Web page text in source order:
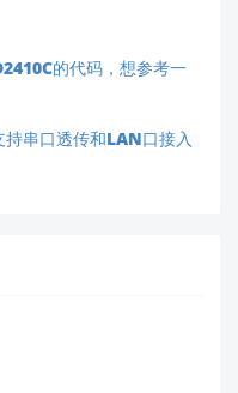
的代码，想参考一
串口透传和LAN口接入